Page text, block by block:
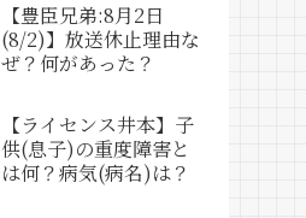
【豊臣兄弟:8月2日
(8/2)】放送休止理由な
ぜ？何があった？
【ライセンス井本】子
供(息子)の重度障害と
は何？病気(病名)は？